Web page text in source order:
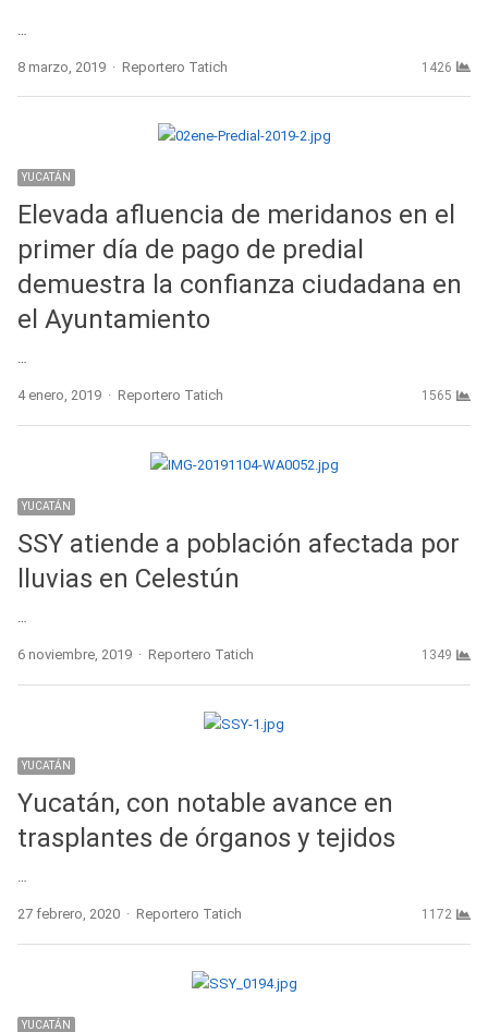
8 marzo, 2019 Author
Reportero Tatich 1426
YUCATÁN
Elevada afluencia de meridanos en el
primer día de pago de predial
demuestra la confianza ciudadana en
el Ayuntamiento
…
4 enero, 2019 Author
Reportero Tatich 1565
YUCATÁN
SSY atiende a población afectada por
lluvias en Celestún
…
6 noviembre, 2019 Author
Reportero Tatich 1349
YUCATÁN
Yucatán, con notable avance en
trasplantes de órganos y tejidos
…
27 febrero, 2020 Author
Reportero Tatich 1172
YUCATÁN